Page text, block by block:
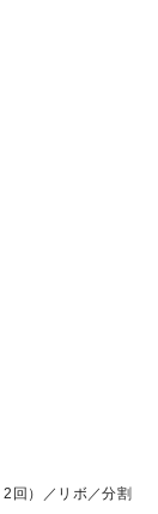
回）／リボ／分割